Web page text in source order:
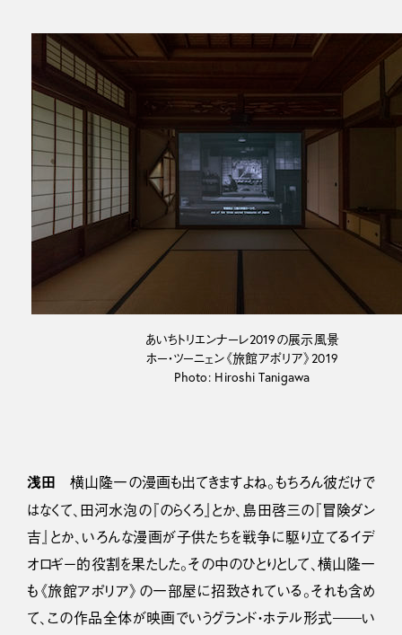
あいちトリエンナーレ2019の展示風景
ホー・ツーニェン《旅館アポリア》2019
Photo: Hiroshi Tanigawa
浅田 横山隆一の漫画も出てきますよね。もちろん彼だけで
はなくて、田河水泡の『のらくろ』とか、島田啓三の『冒険ダン
吉』とか、いろんな漫画が子供たちを戦争に駆り立てるイデ
オロギー的役割を果たした。その中のひとりとして、横山隆一
も《旅館アポリア》の一部屋に招致されている。それも含め
て、この作品全体が映画でいうグランド・ホテル形式――い